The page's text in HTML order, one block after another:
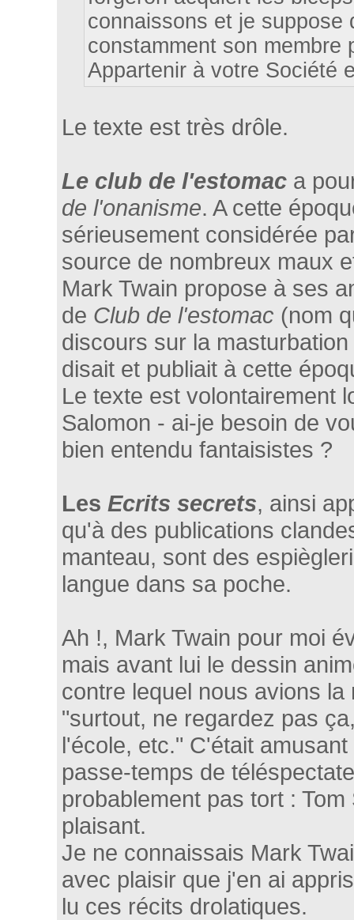
connaissons et je suppose
constamment son
Appartenir à votre Société
Le texte est très drôle.
Le club de l'estomac a
de l'onanisme. A cette
sérieusement considérée
source de nombreux maux
Mark Twain propose à ses
de Club de l'estomac (nom
discours sur la
disait et publiait à cette
Le texte est volontairement
Salomon - ai-je besoin de
bien entendu fantaisistes ?
Les Ecrits secrets, ainsi
qu'à des publications
manteau, sont des
langue dans sa poche.
Ah !, Mark Twain pour moi
mais avant lui le dessin
contre lequel nous avions
"surtout, ne regardez pas
l'école, etc." C'était
passe-temps de
probablement pas tort :
plaisant.
Je ne connaissais Mark
avec plaisir que j'en ai
lu ces récits drolatiques.